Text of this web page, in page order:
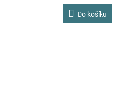
Do košíku